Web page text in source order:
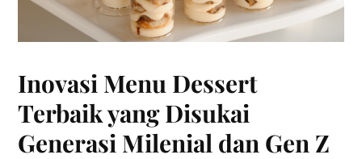
Inovasi Menu Dessert
Terbaik yang Disukai
Generasi Milenial dan Gen Z